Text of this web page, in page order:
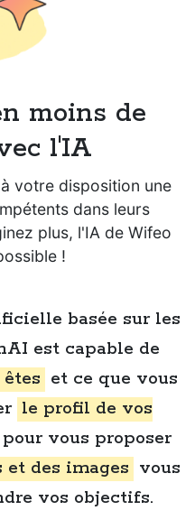
moins de
l'IA
votre disposition une
dans leurs
plus, l'IA de Wifeo
!
basée sur les
est capable de
et ce que vous
le profil de vos
pour vous proposer
des images vous
vos objectifs.